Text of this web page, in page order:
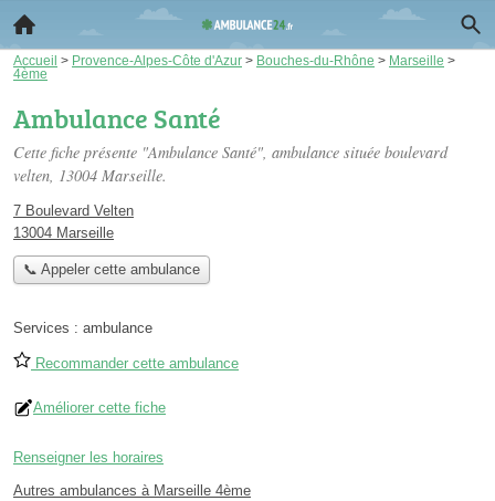
Accueil > Provence-Alpes-Côte d'Azur > Bouches-du-Rhône > Marseille >
4ème
Ambulance Santé
Cette fiche présente "Ambulance Santé", ambulance située boulevard
velten, 13004 Marseille.
7 Boulevard Velten
13004 Marseille
📞 Appeler cette ambulance
Services : ambulance
Recommander cette ambulance
Améliorer cette fiche
Renseigner les horaires
Autres ambulances à Marseille 4ème